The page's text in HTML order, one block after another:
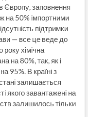
Європу, заповнення
на 50% імпортними
підтримки
— все це веде до
хімічна
на 80%, так, як і
95%. В країні з
залишається
якого завантажені на
залишилось тільки